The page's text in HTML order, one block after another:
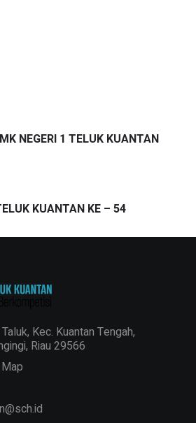
NEGERI 1 TELUK KUANTAN
KUANTAN KE – 54
Kec. Kuantan Tengah,
Riau 29566